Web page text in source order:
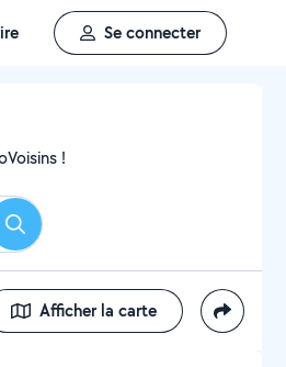
Se connecter
!
Rechercher
Afficher la carte